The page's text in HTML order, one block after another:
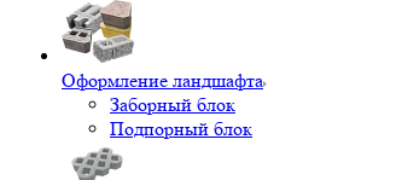
Оформление ландшафта
Заборный блок
Подпорный блок